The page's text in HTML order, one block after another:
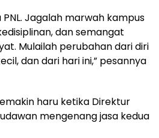
Jagalah marwah kampus
dan semangat
Mulailah perubahan dari diri
dan dari hari ini,” pesannya
haru ketika Direktur
mengenang jasa kedua